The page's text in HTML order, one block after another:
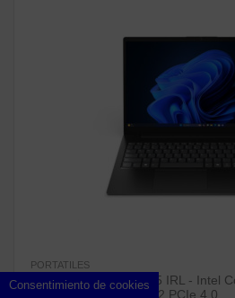
PORTATILES
Portátil Lenovo V15 G5 IRL - Intel
DDR5, 512GB SSD M.2 PCIe 4.0,...
Consentimiento de cookies